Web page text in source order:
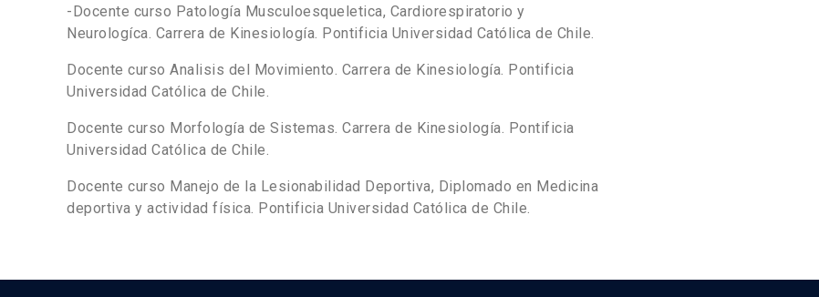
-Docente curso Patología Musculoesqueletica, Cardiorespiratorio y
Neurologíca. Carrera de Kinesiología. Pontificia Universidad Católica de Chile.
Docente curso Analisis del Movimiento. Carrera de Kinesiología. Pontificia
Universidad Católica de Chile.
Docente curso Morfología de Sistemas. Carrera de Kinesiología. Pontificia
Universidad Católica de Chile.
Docente curso Manejo de la Lesionabilidad Deportiva, Diplomado en Medicina
deportiva y actividad física. Pontificia Universidad Católica de Chile.